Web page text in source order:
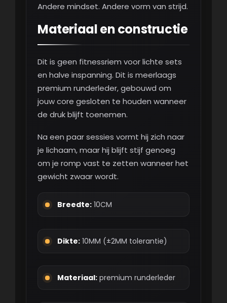
Andere mindset. Andere vorm van strijd.
Materiaal en constructie
Dit is geen fitnessriem voor lichte sets
en halve inspanning. Dit is meerlaags
premium runderleder, gebouwd om
jouw core gesloten te houden wanneer
de druk blijft toenemen.
Na een paar sessies vormt hij zich naar
je lichaam, maar hij blijft stijf genoeg
om je romp vast te zetten wanneer het
gewicht zwaar wordt.
Breedte: 10CM
Dikte: 10MM (±2MM tolerantie)
Materiaal: premium runderleder